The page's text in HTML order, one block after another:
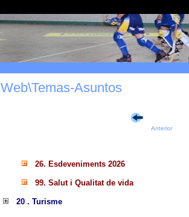
Web\Temas-Asuntos
Anterior
26. Esdeveniments 2026
99. Salut i Qualitat de vida
20 . Turisme